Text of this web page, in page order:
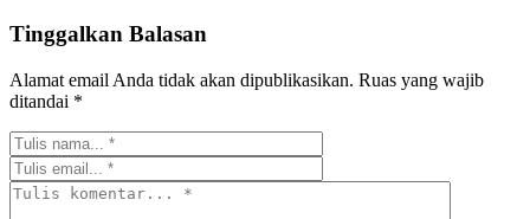
Tinggalkan Balasan
Alamat email Anda tidak akan dipublikasikan. Ruas yang wajib
ditandai *